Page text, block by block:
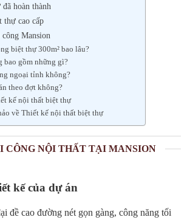
hoàn thành
thự cao cấp
Mansion
biệt thự 300m² bao lâu?
bao gồm những gì?
ngoại tỉnh không?
theo đợt không?
kế nội thất biệt thự
về Thiết kế nội thất biệt thự
CÔNG NỘI THẤT TẠI MANSION
kế của dự án
đề cao đường nét gọn gàng, công năng tối